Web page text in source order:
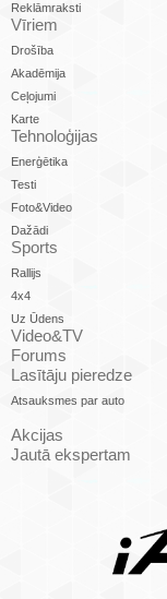
Reklāmraksti
Vīriem
Drošība
Akadēmija
Ceļojumi
Karte
Tehnoloģijas
Enerģētika
Testi
Foto&Video
Dažādi
Sports
Rallijs
4x4
Uz Ūdens
Video&TV
Forums
Lasītāju pieredze
Atsauksmes par auto
Akcijas
Jautā ekspertam